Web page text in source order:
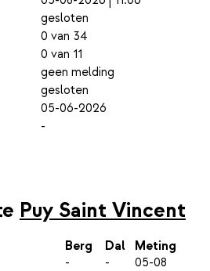
gesloten
0 van 34
0 van 11
geen melding
gesloten
05-06-2026
-
Puy Saint Vincent
Berg Dal
Meting
- -
05-08